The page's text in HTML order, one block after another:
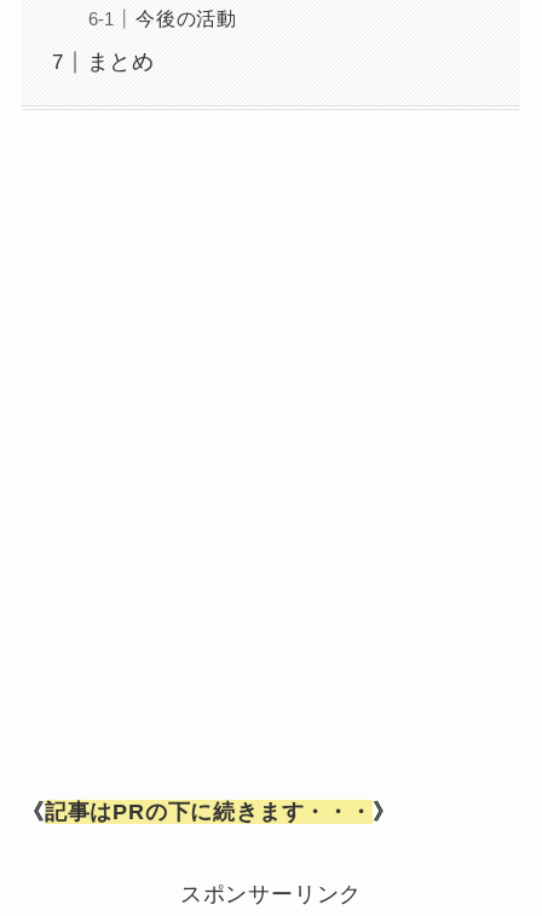
今後の活動
まとめ
《記事はPRの下に続きます・・・ 》
スポンサーリンク